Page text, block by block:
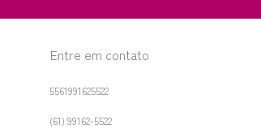
Entre em contato
5561991625522
(61) 99162-5522